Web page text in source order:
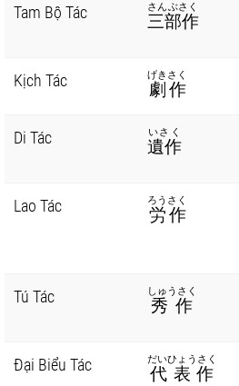
Tam Bộ Tác 三部作
さんぶさく
Kịch Tác 劇作
げきさく
Di Tác 遺作
いさく
Lao Tác 労作
ろうさく
Tú Tác 秀作
しゅうさく
Đại Biểu Tác 代表作
だいひょうさく